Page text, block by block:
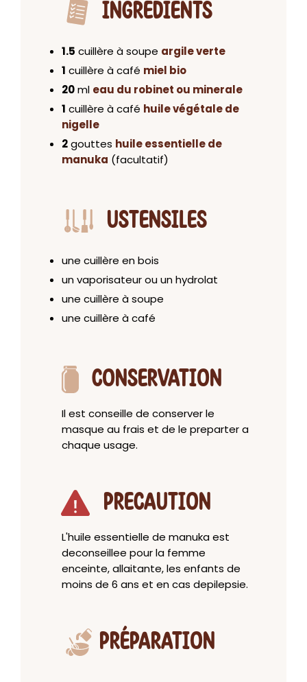
INGRÉDIENTS
1.5 cuillère à soupe argile verte
1 cuillère à café miel bio
20ml eau du robinet ou minerale
1 cuillère à café huile végétale de
nigelle
2gouttes huile essentielle de
manuka (facultatif)
USTENSILES
une cuillère en bois
un vaporisateur ou un hydrolat
une cuillère à soupe
une cuillère à café
CONSERVATION
Il est conseille de conserver le
masque au frais et de le preparter a
chaque usage.
PRECAUTION
L'huile essentielle de manuka est
deconseillee pour la femme
enceinte, allaitante, les enfants de
moins de 6 ans et en cas depilepsie.
PRÉPARATION